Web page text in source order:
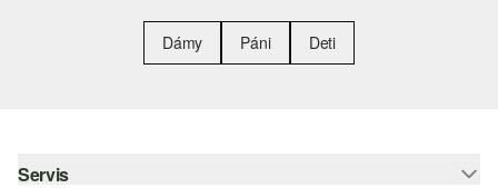
Dámy Páni Deti
Servis